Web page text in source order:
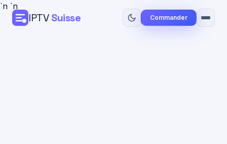
`n `n
IPTVSuisse Commander